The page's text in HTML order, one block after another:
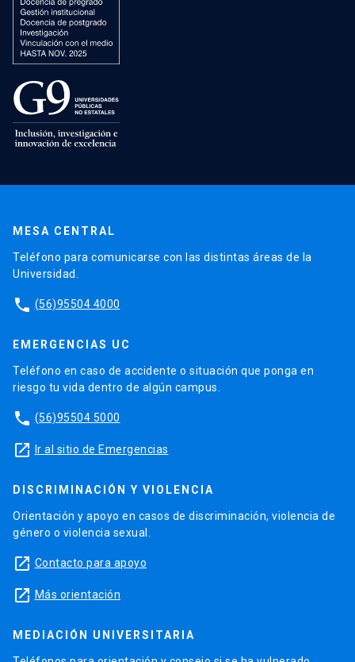
MESA CENTRAL
Teléfono para comunicarse con las distintas áreas de la
Universidad.
phone (56)95504 4000
EMERGENCIAS UC
Teléfono en caso de accidente o situación que ponga en
riesgo tu vida dentro de algún campus.
phone (56)95504 5000
launch Ir al sitio de Emergencias
DISCRIMINACIÓN Y VIOLENCIA
Orientación y apoyo en casos de discriminación, violencia de
género o violencia sexual.
launch Contacto para apoyo
launch Más orientación
MEDIACIÓN UNIVERSITARIA